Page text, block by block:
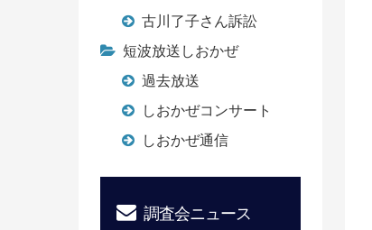
古川了子さん訴訟
短波放送しおかぜ
過去放送
しおかぜコンサート
しおかぜ通信
調査会ニュース